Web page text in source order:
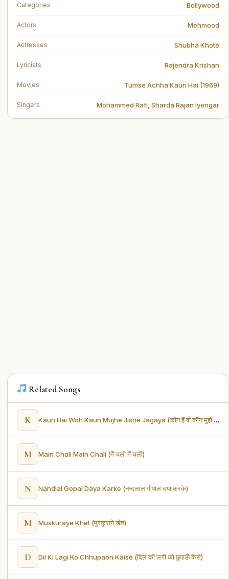
Categories Bollywood
Actors Mehmood
Actresses Shubha Khote
Lyricists Rajendra Krishan
Movies Tumse Achha Kaun Hai (1969)
Singers Mohammed Rafi Sharda Rajan Iyengar
Related Songs
K Kaun Hai Woh Kaun Mujhe Jisne Jagaya (कौन हैं वो कौन मुझे जिसने जगाया)
M Main Chali Main Chali (मैं चली मैं चली)
N Nandlal Gopal Daya Karke (नन्दलाल गोपाल दया करके)
M Muskuraye Khet (मुस्कुराये खेत)
D Dil Ki Lagi Ko Chhupaon Kaise (दिल की लगी को छुपाऊँ कैसे)